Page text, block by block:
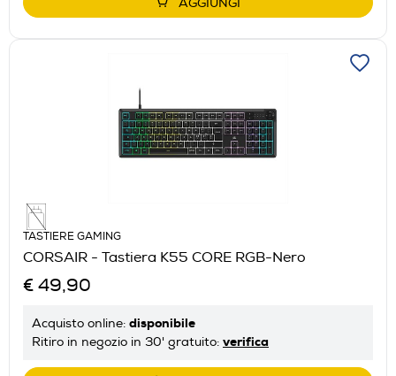
AGGIUNGI
TASTIERE GAMING
CORSAIR - Tastiera K55 CORE RGB-Nero
€ 49,90
Acquisto online: disponibile
Ritiro in negozio in 30' gratuito: verifica